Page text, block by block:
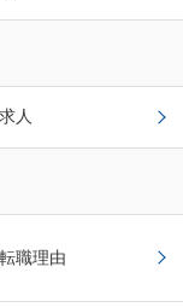
人
職理由